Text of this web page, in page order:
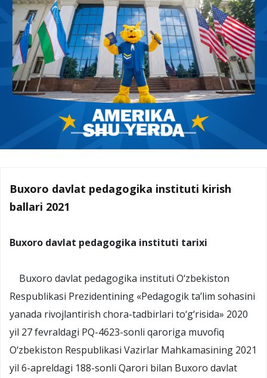
Buxoro davlat pedagogika instituti kirish
ballari 2021
Buxoro davlat pedagogika instituti tarixi
Buxoro davlat pedagogika instituti O‘zbekiston
Respublikasi Prezidentining «Pedagogik ta’lim sohasini
yanada rivojlantirish chora-tadbirlari to‘g‘risida» 2020
yil 27 fevraldagi PQ-4623-sonli qaroriga muvofiq
O‘zbekiston Respublikasi Vazirlar Mahkamasining 2021
yil 6-apreldagi 188-sonli Qarori bilan Buxoro davlat